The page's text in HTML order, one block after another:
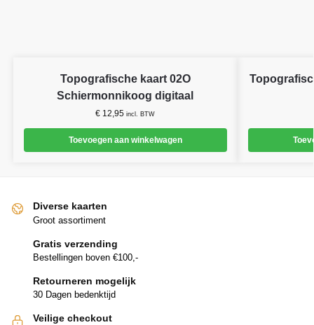
Topografische kaart 02O
Schiermonnikoog digitaal
€ 12,95 incl. BTW
Toevoegen aan winkelwagen
Diverse kaarten
Groot assortiment
Gratis verzending
Bestellingen boven €100,-
Retourneren mogelijk
30 Dagen bedenktijd
Veilige checkout